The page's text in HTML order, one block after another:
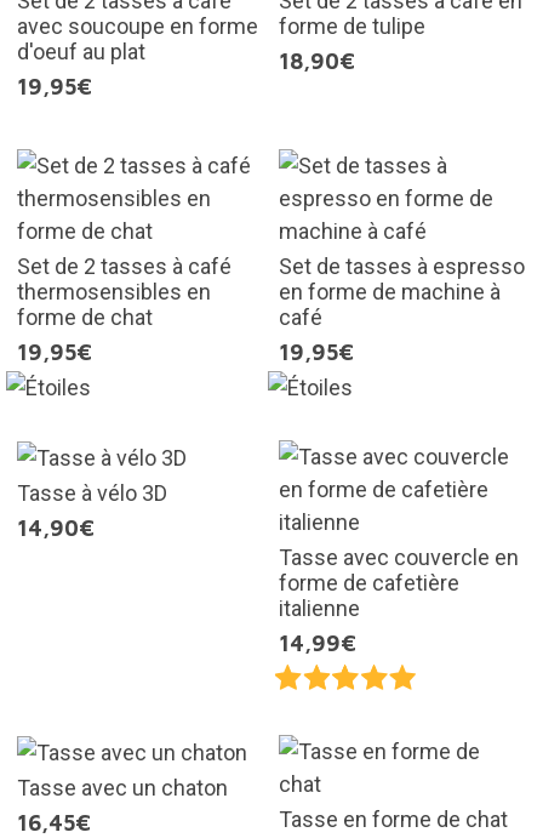
avec soucoupe en forme
d'oeuf au plat
19,95€
forme de tulipe
18,90€
Set de 2 tasses à café
thermosensibles en
forme de chat
19,95€
Set de tasses à espresso
en forme de machine à
café
19,95€
Tasse à vélo 3D
14,90€
Tasse avec couvercle en
forme de cafetière
italienne
14,99€
Tasse avec un chaton
16,45€
Tasse en forme de chat